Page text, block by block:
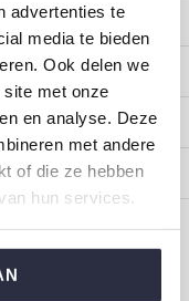
advertenties te
media te bieden
Ook delen we
met onze
en analyse. Deze
met andere
of die ze hebben
hun services.
EMAIL US